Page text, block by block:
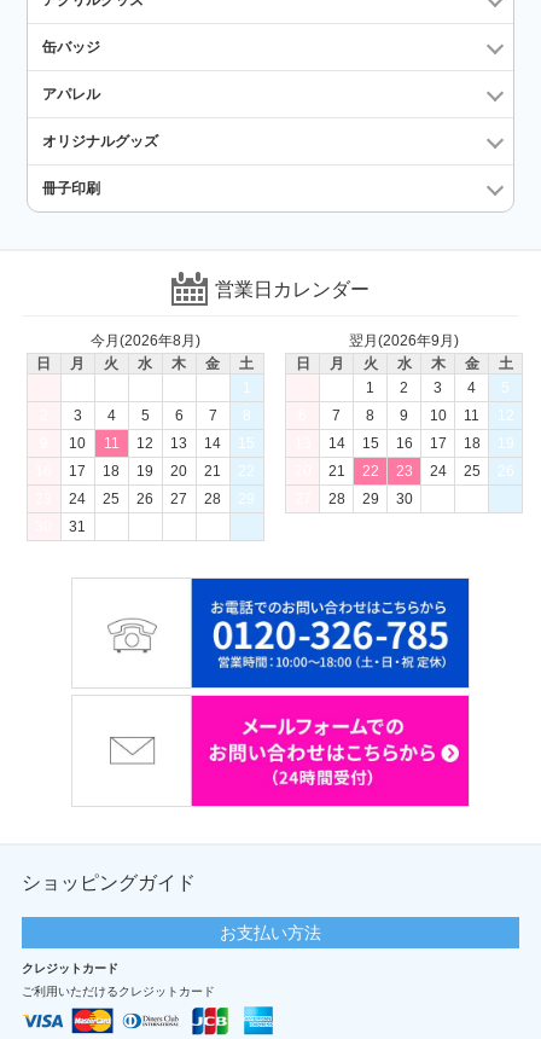
缶バッジ
アパレル
オリジナルグッズ
冊子印刷
営業日カレンダー
今月(2026年8月)
日
月 火 水 木 金
土
1
3 4 5 6 7
8
10 11 12 13 14
15
17 18 19 20 21
22
24 25 26 27 28
29
31
翌月(2026年9月)
日
月 火 水 木 金
土
1
2 3 4
5
7 8 9 10 11
12
14 15 16 17 18
19
21 22 23 24 25
26
28 29 30
ショッピングガイド
お支払い方法
クレジットカード
ご利用いただけるクレジットカード